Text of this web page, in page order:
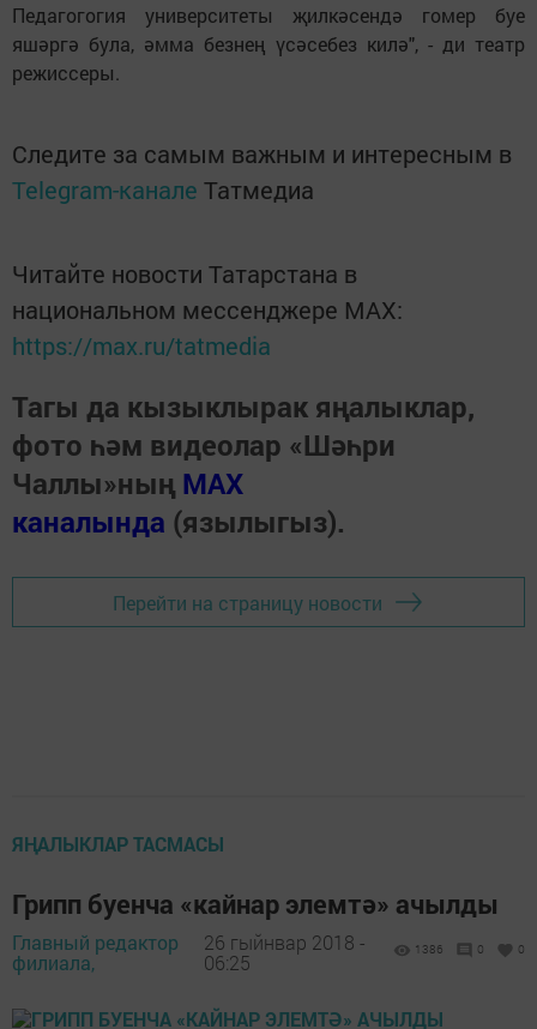
Педагогогия университеты җилкәсендә гомер буе
яшәргә була, әмма безнең үсәсебез килә", - ди театр
режиссеры.
Следите за самым важным и интересным в
Telegram-канале Татмедиа
Читайте новости Татарстана в
национальном мессенджере MАХ:
https://max.ru/tatmedia
Тагы да кызыклырак яңалыклар,
фото һәм видеолар «Шәһри
Чаллы»ның MAX
каналында (язылыгыз).
Перейти на страницу новости
ЯҢАЛЫКЛАР ТАСМАСЫ
Грипп буенча «кайнар элемтә» ачылды
Главный редактор
филиала,
26 гыйнвар 2018 -
06:25
1386 0 0